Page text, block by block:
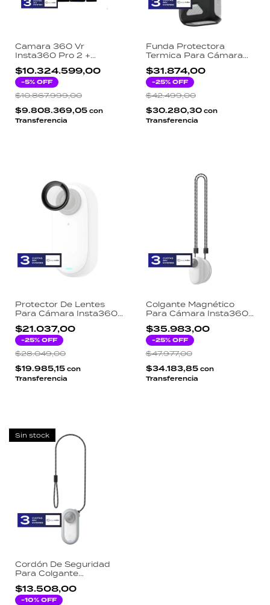
Camara 360 Vr
Insta360 Pro 2 +
Farsight Standard
Edition
$10.324.599,00
-5% OFF
$10.867.999,00
$9.808.369,05 con
Transferencia
Funda Protectora
Termica Para Cámara
De Video X4 Insta360
$31.874,00
-25% OFF
$42.499,00
$30.280,30 con
Transferencia
Protector De Lentes
Para Cámara Insta360
Go 3
$21.037,00
-25% OFF
$28.049,00
$19.985,15 con
Transferencia
Colgante Magnético
Para Cámara Insta360
Go 3
$35.983,00
-25% OFF
$47.977,00
$34.183,85 con
Transferencia
Sin stock
Cordón De Seguridad
Para Colgante
Magnético Insta360 Go
3
$13.508,00
-10% OFF